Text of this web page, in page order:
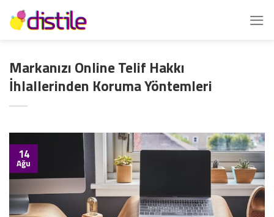
İçeriğe
atla
Markanızı Online Telif Hakkı
İhlallerinden Koruma Yöntemleri
14
Ağu